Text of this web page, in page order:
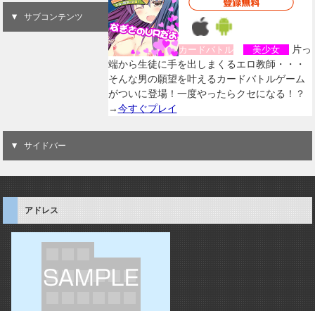
カードバトル 美少女
片っ
端から生徒に手を出しまくるエロ教師・・・
そんな男の願望を叶えるカードバトルゲーム
がついに登場！一度やったらクセになる！？
→今すぐプレイ
サブコンテンツ
サイドバー
アドレス